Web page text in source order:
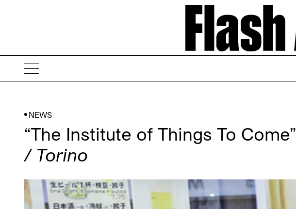
NEWS
“The Institute of Things To Come”
/ Torino